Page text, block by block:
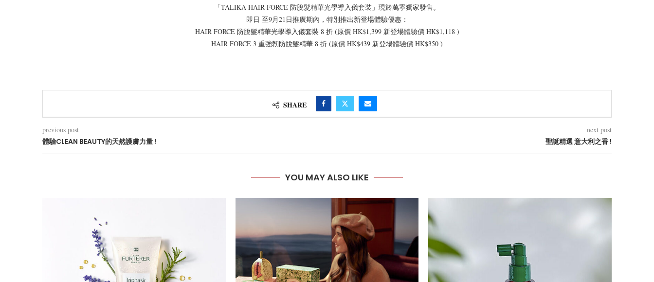
「TALIKA HAIR FORCE 防脫髮精華光學導入儀套裝」現於萬寧獨家發售。
即日 至9月21日推廣期內，特別推出新登場體驗優惠：
HAIR FORCE 防脫髮精華光學導入儀套裝 8 折 (原價 HK$1,399 新登場體驗價 HK$1,118 )
HAIR FORCE 3 重強韌防脫髮精華 8 折 (原價 HK$439 新登場體驗價 HK$350 )
SHARE
previous post
體驗CLEAN BEAUTY的天然護膚力量 !
next post
聖誕精選 意大利之香 !
YOU MAY ALSO LIKE